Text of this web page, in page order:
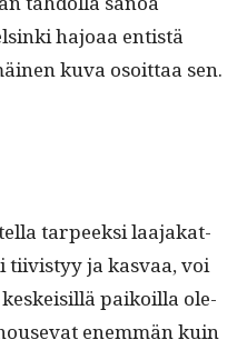
hajoaa entistä
kuva osoit­taa sen.
tarpeek­si laa­jakat­
tiivistyy ja kas­vaa, voi
paikoil­la ole­
enem­män kuin